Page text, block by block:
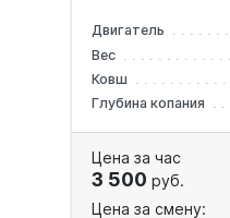
Двигатель
Вес
Ковш
Глубина копания
Цена за час
3 500 руб.
Цена за смену: